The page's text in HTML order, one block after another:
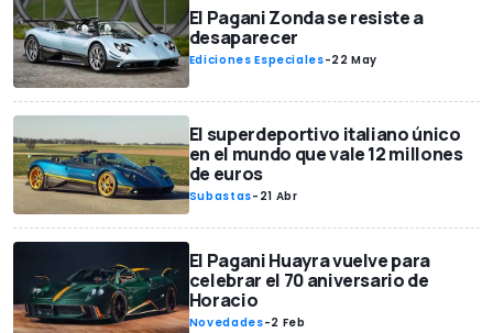
El Pagani Zonda se resiste a
desaparecer
Ediciones Especiales-22 May
El superdeportivo italiano único
en el mundo que vale 12 millones
de euros
Subastas- 21 Abr
El Pagani Huayra vuelve para
celebrar el 70 aniversario de
Horacio
Novedades-2 Feb